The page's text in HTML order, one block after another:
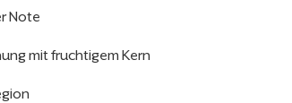
Note
mit fruchtigem Kern